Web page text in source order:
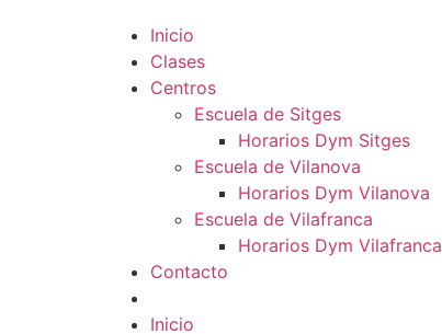
Inicio
Clases
Centros
Escuela de Sitges
Horarios Dym Sitges
Escuela de Vilanova
Horarios Dym Vilanova
Escuela de Vilafranca
Horarios Dym Vilafranca
Contacto
Inicio